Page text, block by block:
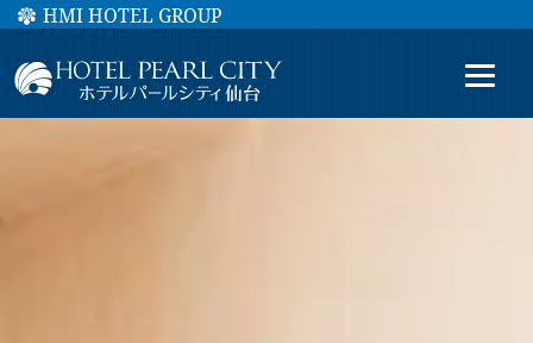
HMI HOTEL GROUP